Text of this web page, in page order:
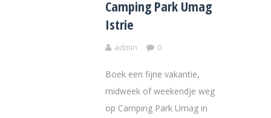
Camping Park Umag
Istrie
admin 0
Boek een fijne vakantie,
midweek of weekendje weg
op Camping Park Umag in